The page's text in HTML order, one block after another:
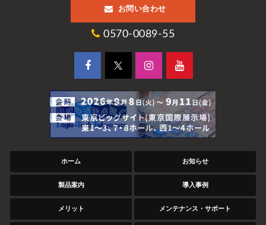
お問い合わせ
0570-0089-55
ホーム お知らせ
製品案内 導入事例
メリット メンテナンス・サポート